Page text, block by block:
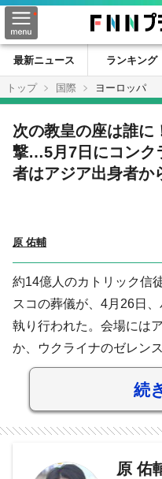
最新ニュース ランキング
トップ
国際 ヨーロッパ
次の教皇の座は誰に
撃…5月7日にコン
者はアジア出身者か
原 佑輔
約14億人のカトリック信
スコの葬儀が、4月26日
執り行われた。会場には
か、ウクライナのゼレン
続
原 佑